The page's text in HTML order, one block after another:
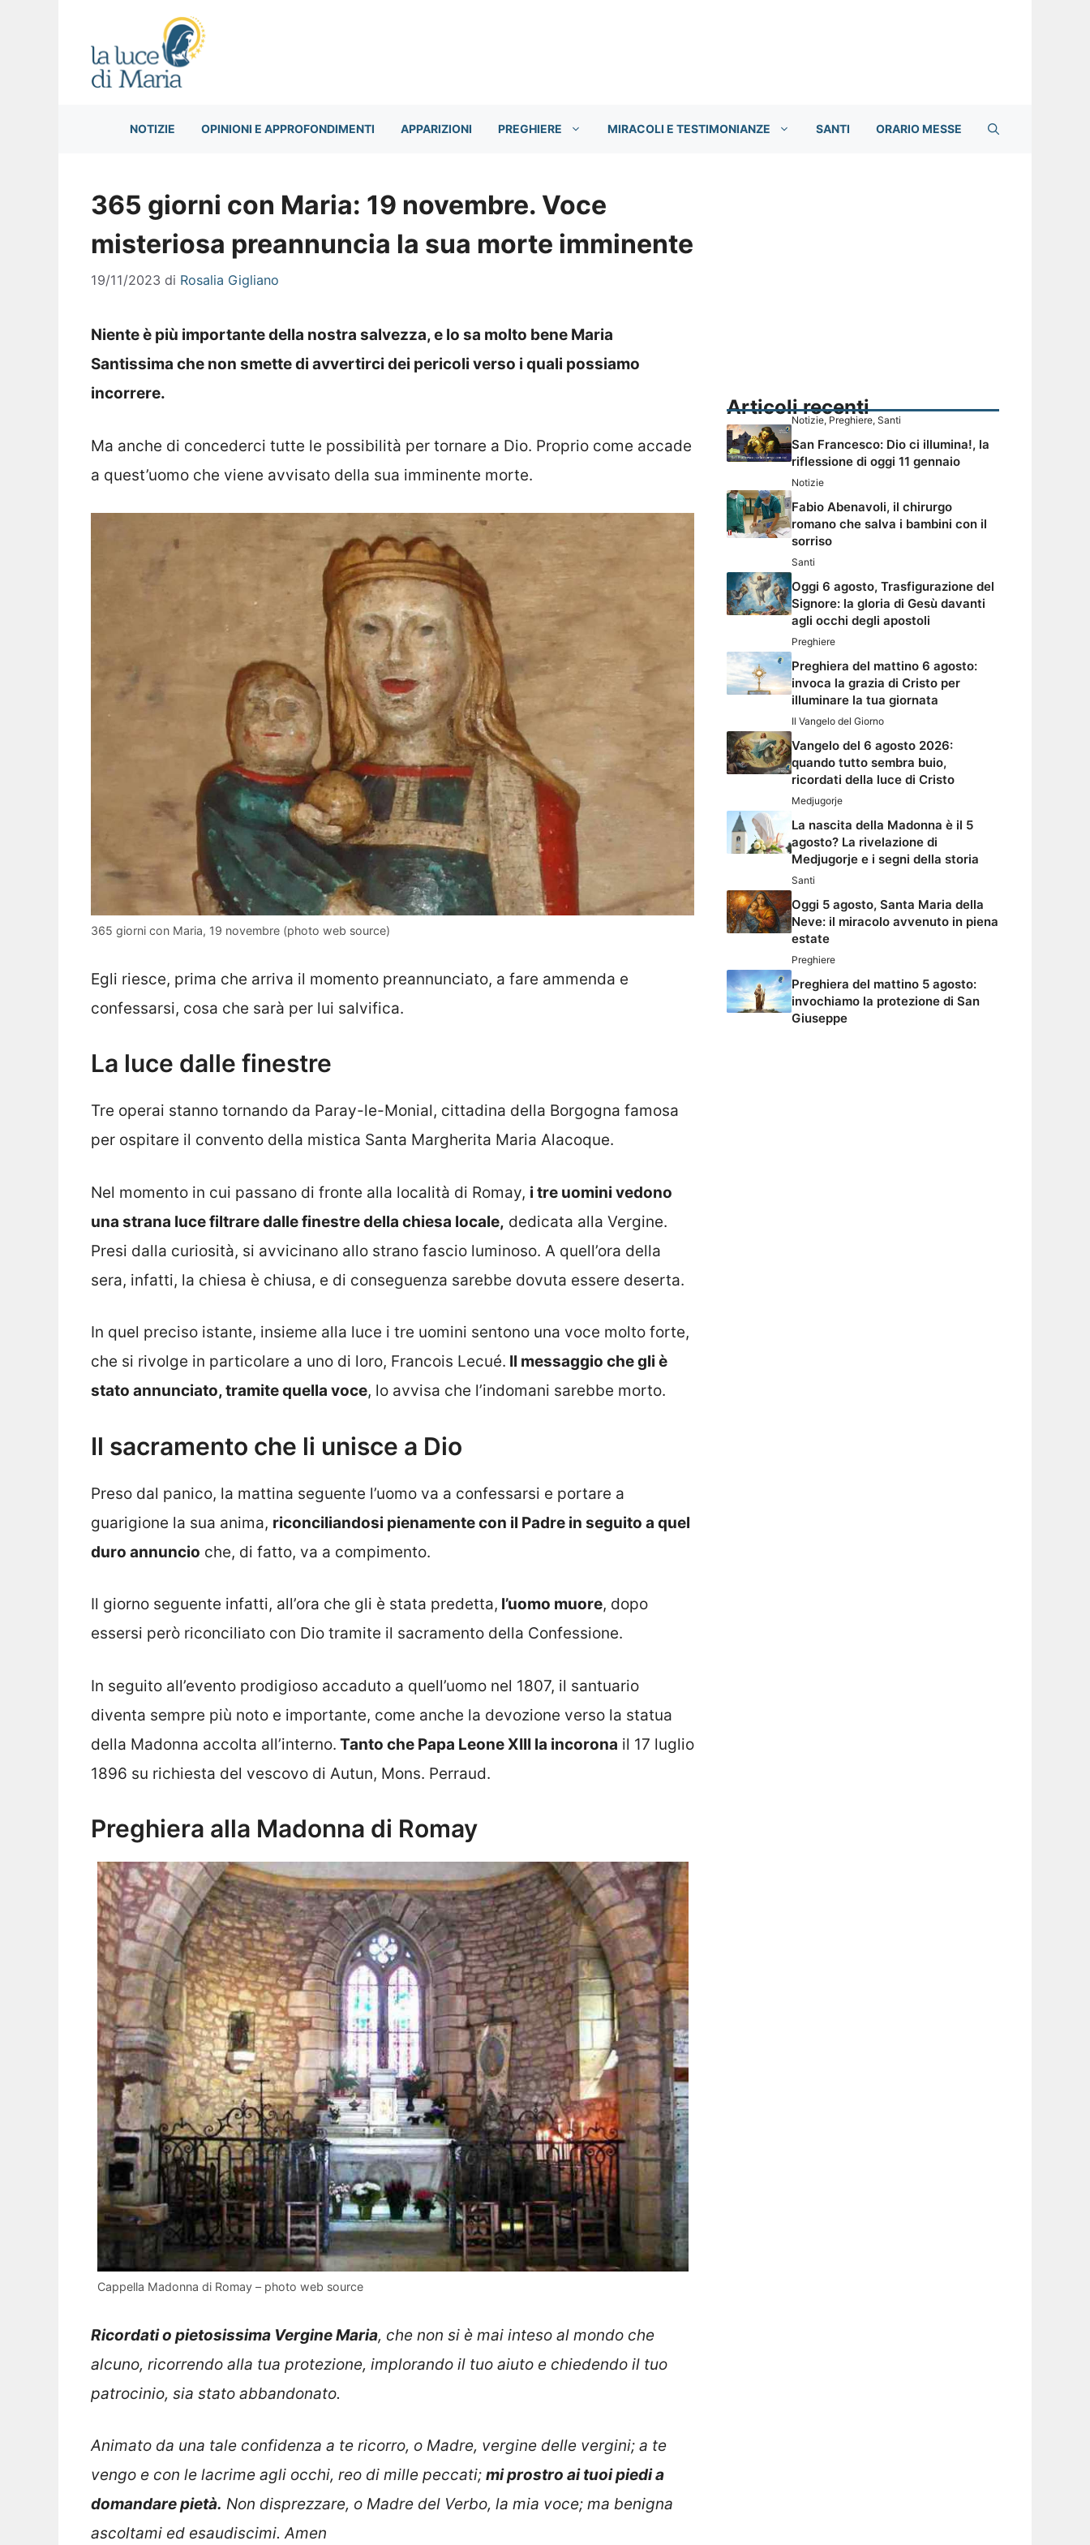
NOTIZIE OPINIONI E APPROFONDIMENTI APPARIZIONI PREGHIERE MIRACOLI E TESTIMONIANZE SANTI ORARIO MESSE
365 giorni con Maria: 19 novembre. Voce
misteriosa preannuncia la sua morte imminente
19/11/2023 di Rosalia Gigliano
Niente è più importante della nostra salvezza, e lo sa molto bene Maria
Santissima che non smette di avvertirci dei pericoli verso i quali possiamo
incorrere.
Ma anche di concederci tutte le possibilità per tornare a Dio. Proprio come accade
a quest’uomo che viene avvisato della sua imminente morte.
365 giorni con Maria, 19 novembre (photo web source)
Egli riesce, prima che arriva il momento preannunciato, a fare ammenda e
confessarsi, cosa che sarà per lui salvifica.
La luce dalle finestre
Tre operai stanno tornando da Paray-le-Monial, cittadina della Borgogna famosa
per ospitare il convento della mistica Santa Margherita Maria Alacoque.
Nel momento in cui passano di fronte alla località di Romay, i tre uomini vedono
una strana luce filtrare dalle finestre della chiesa locale, dedicata alla Vergine.
Presi dalla curiosità, si avvicinano allo strano fascio luminoso. A quell’ora della
sera, infatti, la chiesa è chiusa, e di conseguenza sarebbe dovuta essere deserta.
In quel preciso istante, insieme alla luce i tre uomini sentono una voce molto forte,
che si rivolge in particolare a uno di loro, Francois Lecué. Il messaggio che gli è
stato annunciato, tramite quella voce, lo avvisa che l’indomani sarebbe morto.
Il sacramento che li unisce a Dio
Preso dal panico, la mattina seguente l’uomo va a confessarsi e portare a
guarigione la sua anima, riconciliandosi pienamente con il Padre in seguito a quel
duro annuncio che, di fatto, va a compimento.
Il giorno seguente infatti, all’ora che gli è stata predetta, l’uomo muore, dopo
essersi però riconciliato con Dio tramite il sacramento della Confessione.
In seguito all’evento prodigioso accaduto a quell’uomo nel 1807, il santuario
diventa sempre più noto e importante, come anche la devozione verso la statua
della Madonna accolta all’interno. Tanto che Papa Leone XIII la incorona il 17 luglio
1896 su richiesta del vescovo di Autun, Mons. Perraud.
Preghiera alla Madonna di Romay
Cappella Madonna di Romay – photo web source
Ricordati o pietosissima Vergine Maria, che non si è mai inteso al mondo che
alcuno, ricorrendo alla tua protezione, implorando il tuo aiuto e chiedendo il tuo
patrocinio, sia stato abbandonato.
Animato da una tale confidenza a te ricorro, o Madre, vergine delle vergini; a te
vengo e con le lacrime agli occhi, reo di mille peccati; mi prostro ai tuoi piedi a
domandare pietà. Non disprezzare, o Madre del Verbo, la mia voce; ma benigna
ascoltami ed esaudiscimi. Amen
Articoli recenti
Notizie, Preghiere, Santi
San Francesco: Dio ci illumina!, la
riflessione di oggi 11 gennaio
Notizie
Fabio Abenavoli, il chirurgo
romano che salva i bambini con il
sorriso
Santi
Oggi 6 agosto, Trasfigurazione del
Signore: la gloria di Gesù davanti
agli occhi degli apostoli
Preghiere
Preghiera del mattino 6 agosto:
invoca la grazia di Cristo per
illuminare la tua giornata
Il Vangelo del Giorno
Vangelo del 6 agosto 2026:
quando tutto sembra buio,
ricordati della luce di Cristo
Medjugorje
La nascita della Madonna è il 5
agosto? La rivelazione di
Medjugorje e i segni della storia
Santi
Oggi 5 agosto, Santa Maria della
Neve: il miracolo avvenuto in piena
estate
Preghiere
Preghiera del mattino 5 agosto:
invochiamo la protezione di San
Giuseppe